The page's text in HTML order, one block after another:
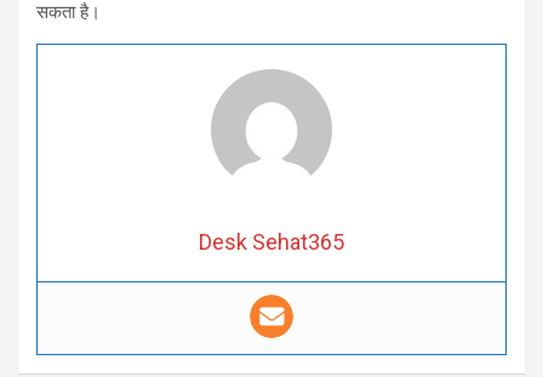
सकता है।
Desk Sehat365